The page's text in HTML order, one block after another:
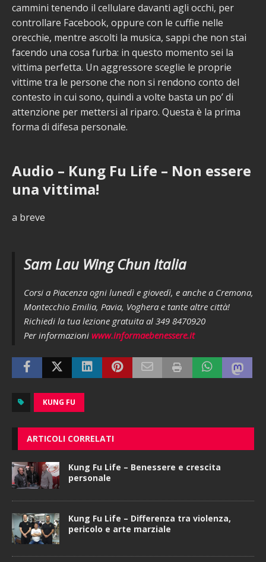
cammini tenendo il cellulare davanti agli occhi, per
controllare Facebook, oppure con le cuffie nelle
orecchie, mentre ascolti la musica, sappi che non stai
facendo una cosa furba: in questo momento sei la
vittima perfetta. Un aggressore sceglie le proprie
vittime tra le persone che non si rendono conto del
contesto in cui sono, quindi a volte basta un po’ di
attenzione per mettersi al riparo. Questa è la prima
forma di difesa personale.
Audio – Kung Fu Life – Non essere
una vittima!
a breve
Sam Lau Wing Chun Italia
Corsi a Piacenza ogni lunedì e giovedì, e anche a Cremona,
Montecchio Emilia, Pavia, Voghera e tante altre città!
Richiedi la tua lezione gratuita al 349 8470920
Per informazioni www.informaebenessere.it
KUNG FU
ARTICOLI CORRELATI
Kung Fu Life – Benessere e crescita
personale
Kung Fu Life – Differenza tra violenza,
pericolo e arte marziale